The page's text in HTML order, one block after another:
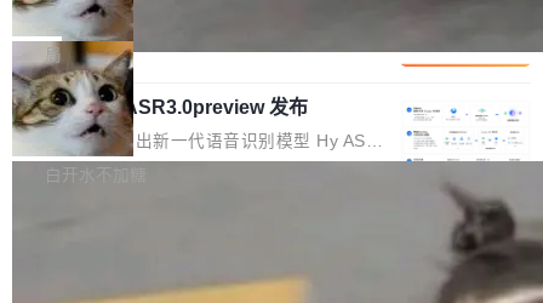
代码检索手段（如关键词匹配、目录遍历）仅能
在语法层面完成文本定位，难以触及代码的语义
内涵与结构关联，导致开发者使用代码智能体在
理解大规模代码仓时面临显著"代码仓理解"瓶
颈。 代码仓深度理解服务（以下简称" CodeBas
e深度理解服务"）是华为云码道（CodeA...
短剧部门，有互联网大厂背景。在公司内部架构
调整期间，部门三次通知全员将数据从A集群迁
移到B集群，王某都回复了"收到"。 他没有迁移
数据。2024年9月3日下午4点，他使用此前登录
的账号密码进入A集群，输入了一条被程序员圈
称为"删库跑路"的命令——最高管理员权限、无
che 量化 + 权重压缩，吞吐量提升 4
1%，成本降 30%
Kimi 和 GLM 是当前最强的大模型系列之一，但
它们有一个共同的问题：太吃显存了。月之暗面
的 Kimi K 系列和智谱的 GLM 都是长上下文、M
oE 架构的大模型，好用到让人上瘾，但 GPU 显
存永远不够用。 Cloudflare 的 Workers AI 团队
一直在跑这些模型的推理。他们在官方博客上发
整性保护。效果是：吞吐量提升 41%，每 token
局
腾讯混元 Hy ASR3.0preview 发布
腾讯混元正式推出新一代语音识别模型 Hy ASR
3.0preview。基于最新一代大语言模型 Hy3 的
让语音识别不再只是听清，而是真正听懂。通过
白开水不加糖